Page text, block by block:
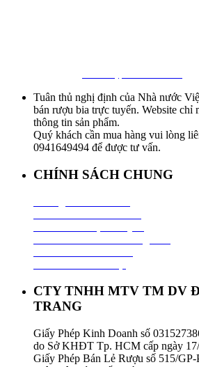
Tuân thủ nghị định của Nhà nước
bán rượu bia trực tuyến. Website chỉ
thông tin sản phẩm.
Quý khách cần mua hàng vui lòng
0941649494 để được tư vấn.
CHÍNH SÁCH CHUNG
CTY TNHH MTV TM DV
TRANG
Giấy Phép Kinh Doanh số
do Sở KHĐT Tp. HCM cấp ngày
Giấy Phép Bán Lẻ Rượu số 515/